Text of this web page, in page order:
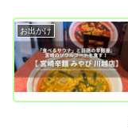
お出かけ